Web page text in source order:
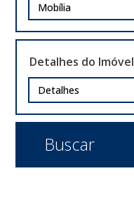
Mobília
Detalhes do Imóvel
Detalhes
Buscar